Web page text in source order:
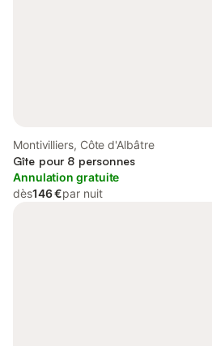
Montivilliers, Côte d'Albâtre
Gîte pour 8 personnes
Annulation gratuite
dès146 €par nuit